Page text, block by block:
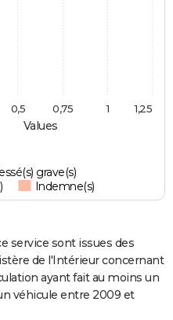
Values
grave(s)
Indemne(s)
1
0,5 0,75 1,25
service sont issues des
de l'Intérieur concernant
ayant fait au moins un
véhicule entre 2009 et